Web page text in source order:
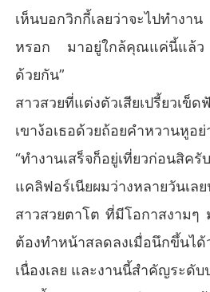
เห็นบอกวิกกี้เลยว่าจะไปทำงา
หรอก มาอยู่ใกล้คุณแค่นี้แล้ว
ด้วยกัน”
สาวสวยที่แต่งตัวเสียเปรี้ยวเข็
เขาง้อเธอด้วยถ้อยคำหวานหูอ
“ทำงานเสร็จก็อยู่เที่ยวก่
แคลิฟอร์เนียผมว่างหลายวันเลย
สาวสวยตาโต ที่มีโอกาสงามๆ
ต้องทำหน้าสลดลงเมื่อนึกขึ้นได้
เนื่องเลย และงานนี้สำคัญระดับ